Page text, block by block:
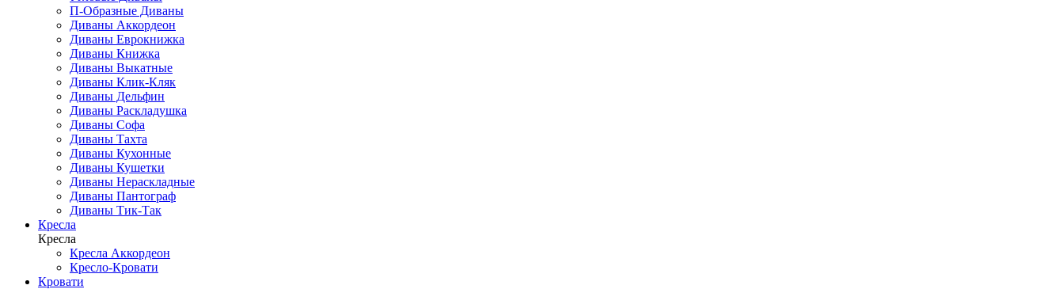
П-Образные Диваны
Диваны Аккордеон
Диваны Еврокнижка
Диваны Книжка
Диваны Выкатные
Диваны Клик-Кляк
Диваны Дельфин
Диваны Раскладушка
Диваны Софа
Диваны Тахта
Диваны Кухонные
Диваны Кушетки
Диваны Нераскладные
Диваны Пантограф
Диваны Тик-Так
Кресла
Кресла
Кресла Аккордеон
Кресло-Кровати
Кровати